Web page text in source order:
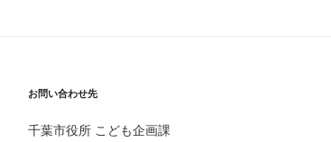
お問い合わせ先
千葉市役所 こども企画課